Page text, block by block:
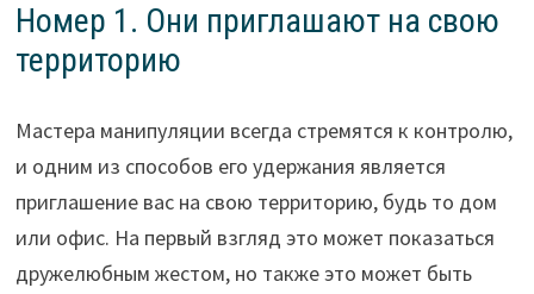
Номер 1. Они приглашают на свою
территорию
Мастера манипуляции всегда стремятся к контролю,
и одним из способов его удержания является
приглашение вас на свою территорию, будь то дом
или офис. На первый взгляд это может показаться
дружелюбным жестом, но также это может быть